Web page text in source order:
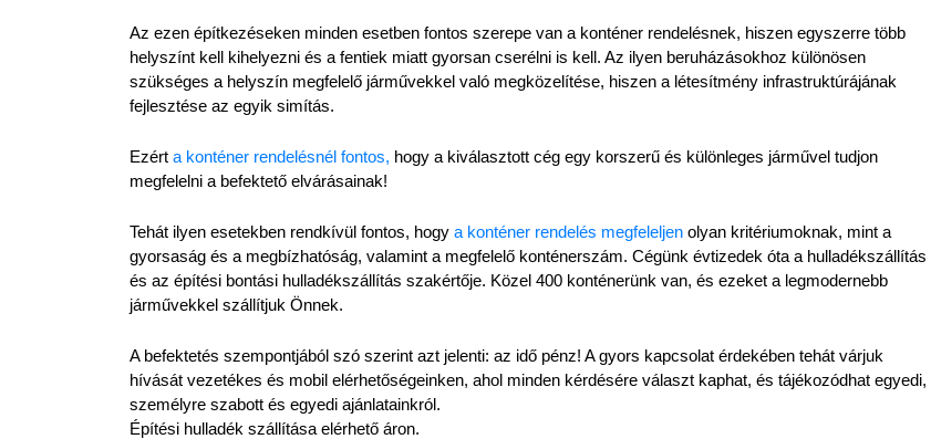
Az ezen építkezéseken minden esetben fontos szerepe van a konténer rendelésnek, hiszen egyszerre több
helyszínt kell kihelyezni és a fentiek miatt gyorsan cserélni is kell. Az ilyen beruházásokhoz különösen
szükséges a helyszín megfelelő járművekkel való megközelítése, hiszen a létesítmény infrastruktúrájának
fejlesztése az egyik simítás.
Ezért a konténer rendelésnél fontos, hogy a kiválasztott cég egy korszerű és különleges járművel tudjon
megfelelni a befektető elvárásainak!
Tehát ilyen esetekben rendkívül fontos, hogy a konténer rendelés megfeleljen olyan kritériumoknak, mint a
gyorsaság és a megbízhatóság, valamint a megfelelő konténerszám. Cégünk évtizedek óta a hulladékszállítás
és az építési bontási hulladékszállítás szakértője. Közel 400 konténerünk van, és ezeket a legmodernebb
járművekkel szállítjuk Önnek.
A befektetés szempontjából szó szerint azt jelenti: az idő pénz! A gyors kapcsolat érdekében tehát várjuk
hívását vezetékes és mobil elérhetőségeinken, ahol minden kérdésére választ kaphat, és tájékozódhat egyedi,
személyre szabott és egyedi ajánlatainkról.
Építési hulladék szállítása elérhető áron.